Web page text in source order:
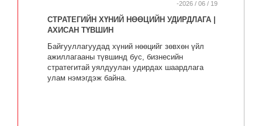
-2026 / 06 / 19
СТРАТЕГИЙН ХҮНИЙ НӨӨЦИЙН УДИРДЛАГА |
АХИСАН ТҮВШИН
Байгууллагуудад хүний нөөцийг зөвхөн үйл
ажиллагааны түвшинд бус, бизнесийн
стратегитай уялдуулан удирдах шаардлага
улам нэмэгдэж байна.